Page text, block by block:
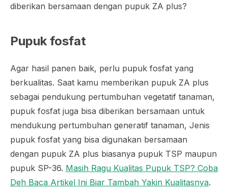
diberikan bersamaan dengan pupuk ZA plus?
Pupuk fosfat
Agar hasil panen baik, perlu pupuk fosfat yang
berkualitas. Saat kamu memberikan pupuk ZA plus
sebagai pendukung pertumbuhan vegetatif tanaman,
pupuk fosfat juga bisa diberikan bersamaan untuk
mendukung pertumbuhan generatif tanaman, Jenis
pupuk fosfat yang bisa digunakan bersamaan
dengan pupuk ZA plus biasanya pupuk TSP maupun
pupuk SP-36. Masih Ragu Kualitas Pupuk TSP? Coba
Deh Baca Artikel Ini Biar Tambah Yakin Kualitasnya.